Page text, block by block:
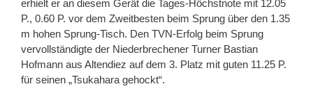
erhielt er an diesem Gerät die Tages-Höchstnote mit 12.05
P., 0.60 P. vor dem Zweitbesten beim Sprung über den 1.35
m hohen Sprung-Tisch. Den TVN-Erfolg beim Sprung
vervollständigte der Niederbrechener Turner Bastian
Hofmann aus Altendiez auf dem 3. Platz mit guten 11.25 P.
für seinen „Tsukahara gehockt“.